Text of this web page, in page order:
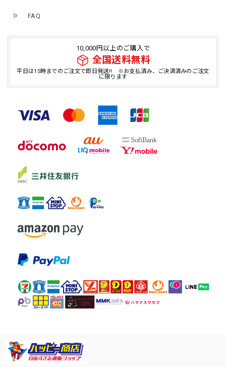
FAQ
10,000円以上のご購入で
全国送料無料
平日は15時までのご注文で即日発送!! ※お支払済み、ご決済済みのご注文
に限ります